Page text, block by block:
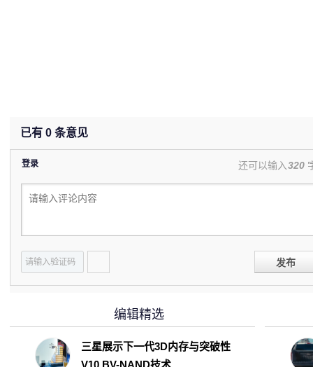
已有 0 条意见
登录 还可以输入320
发布
编辑精选
三星展示下一代3D内存与突破性